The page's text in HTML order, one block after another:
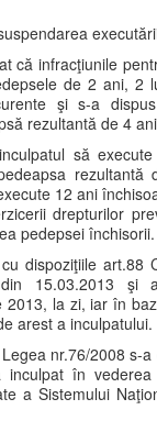
că infracţiunile
de 2 ani, 2
şi s-a
rezultantă de 4
să
rezultantă
12 ani
drepturilor
pedepsei închisorii.
dispoziţiile art.88
15.03.2013 şi
la zi, iar în
arest a inculpatului.
nr.76/2008 s-
în vederea
a Sistemului